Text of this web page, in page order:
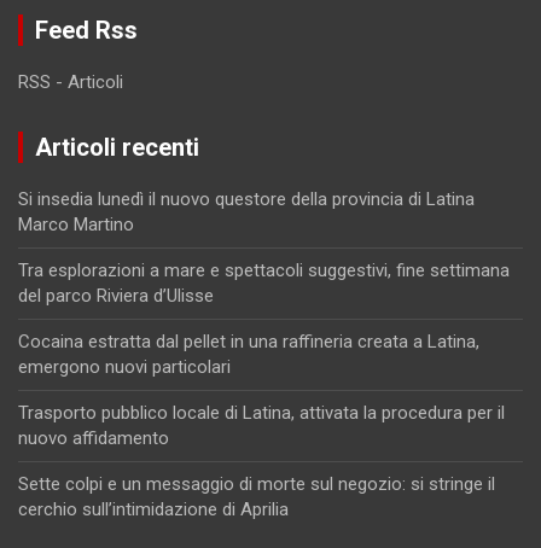
Feed Rss
RSS - Articoli
Articoli recenti
Si insedia lunedì il nuovo questore della provincia di Latina
Marco Martino
Tra esplorazioni a mare e spettacoli suggestivi, fine settimana
del parco Riviera d’Ulisse
Cocaina estratta dal pellet in una raffineria creata a Latina,
emergono nuovi particolari
Trasporto pubblico locale di Latina, attivata la procedura per il
nuovo affidamento
Sette colpi e un messaggio di morte sul negozio: si stringe il
cerchio sull’intimidazione di Aprilia